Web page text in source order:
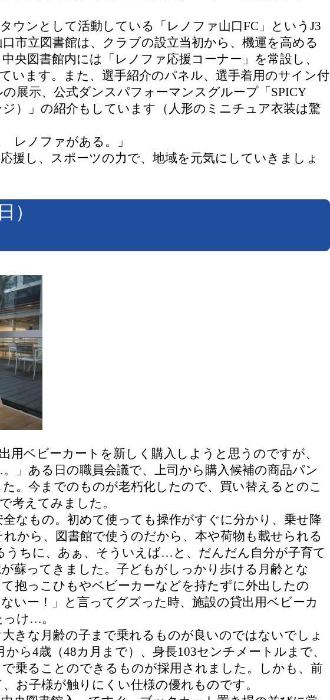
ウンとして活動している「レノファ山口FC」というJ3
市立図書館は、クラブの設立当初から、機運を高める
央図書館内には「レノファ応援コーナー」を常設し、
います。また、選手紹介のパネル、選手着用のサイン付
展示、公式ダンスパフォーマンスグループ「SPICY
）」の紹介もしています（人形のミニチュア衣装は驚
レノファがある。」
援し、スポーツの力で、地域を元気にしていきましょ
）
用ベビーカートを新しく購入しようと思うのですが、
」ある日の職員会議で、上司から購入候補の商品パン
。今までのものが老朽化したので、買い替えるとのこ
考えてみました。
なもの。初めて使っても操作がすぐに分かり、乗せ降
から、図書館で使うのだから、本や荷物も載せられる
うちに、あぁ、そういえば…と、だんだん自分が子育て
蘇ってきました。子どもがしっかり歩ける月齢とな
抱っこひもやベビーカーなどを持たずに外出したの
いー！」と言ってグズった時、施設の貸出用ベビーカ
け…。
きな月齢の子まで乗れるものが良いのではないでしょ
ら4歳（48カ月まで）、身長103センチメートルまで、
乗ることのできるものが採用されました。しかも、前
お子様が触りにくい仕様の優れものです。